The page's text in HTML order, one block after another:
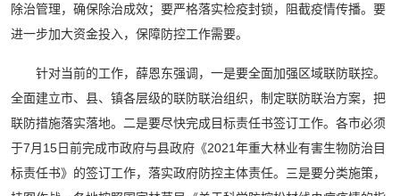
除治管理，确保除治成效；要严格落实检疫封锁，阻截疫情传播。要
进一步加大资金投入，保障防控工作需要。
针对当前的工作，薛恩东强调，一是要全面加强区域联防联控。
全面建立市、县、镇各层级的联防联治组织，制定联防联治方案，把
联防措施落实落地。二是要尽快完成目标责任书签订工作。各市必须
于7月15日前完成市政府与县政府《2021年重大林业有害生物防治目
标责任书》的签订工作，落实政府防控主体责任。三是要分类施策，